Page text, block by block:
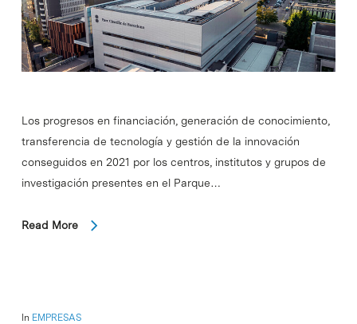
Los progresos en financiación, generación de conocimiento,
transferencia de tecnología y gestión de la innovación
conseguidos en 2021 por los centros, institutos y grupos de
investigación presentes en el Parque…
Read More
In EMPRESAS